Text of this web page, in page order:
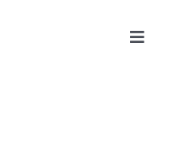
Toggle